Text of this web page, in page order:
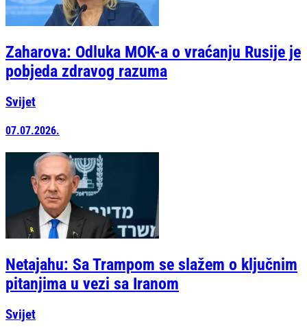
Zaharova: Odluka MOK-a o vraćanju Rusije je
pobjeda zdravog razuma
Svijet
07.07.2026.
Netajahu: Sa Trampom se slažem o ključnim
pitanjima u vezi sa Iranom
Svijet